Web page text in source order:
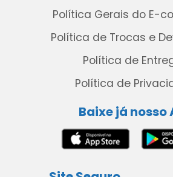
Política Gerais do E-
Política de Trocas e
Política de
Política de
Baixe já nosso